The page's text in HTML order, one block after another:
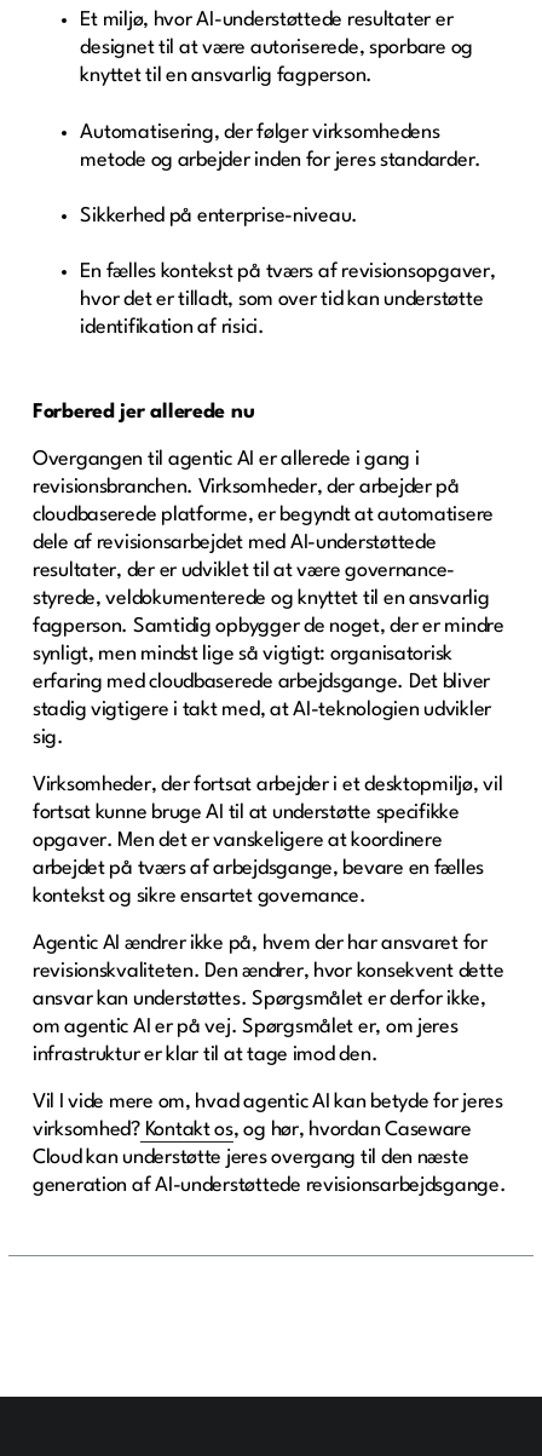
Et miljø, hvor AI-understøttede resultater er
designet til at være autoriserede, sporbare og
knyttet til en ansvarlig fagperson.
Automatisering, der følger virksomhedens
metode og arbejder inden for jeres standarder.
Sikkerhed på enterprise-niveau.
En fælles kontekst på tværs af revisionsopgaver,
hvor det er tilladt, som over tid kan understøtte
identifikation af risici.
Forbered jer allerede nu
Overgangen til agentic AI er allerede i gang i
revisionsbranchen. Virksomheder, der arbejder på
cloudbaserede platforme, er begyndt at automatisere
dele af revisionsarbejdet med AI-understøttede
resultater, der er udviklet til at være governance-
styrede, veldokumenterede og knyttet til en ansvarlig
fagperson. Samtidig opbygger de noget, der er mindre
synligt, men mindst lige så vigtigt: organisatorisk
erfaring med cloudbaserede arbejdsgange. Det bliver
stadig vigtigere i takt med, at AI-teknologien udvikler
sig.
Virksomheder, der fortsat arbejder i et desktopmiljø, vil
fortsat kunne bruge AI til at understøtte specifikke
opgaver. Men det er vanskeligere at koordinere
arbejdet på tværs af arbejdsgange, bevare en fælles
kontekst og sikre ensartet governance.
Agentic AI ændrer ikke på, hvem der har ansvaret for
revisionskvaliteten. Den ændrer, hvor konsekvent dette
ansvar kan understøttes. Spørgsmålet er derfor ikke,
om agentic AI er på vej. Spørgsmålet er, om jeres
infrastruktur er klar til at tage imod den.
Vil I vide mere om, hvad agentic AI kan betyde for jeres
virksomhed?Kontakt os, og hør, hvordan Caseware
Cloud kan understøtte jeres overgang til den næste
generation af AI-understøttede revisionsarbejdsgange.